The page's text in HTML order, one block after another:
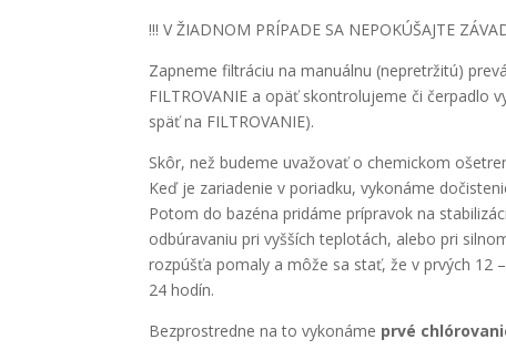
!!! V ŽIADNOM PRÍPADE SA NEPOKÚŠAJTE
Zapneme filtráciu na manuálnu (nepretržitú)
FILTROVANIE a opäť skontrolujeme či čerpadlo
späť na FILTROVANIE).
Skôr, než budeme uvažovať o chemickom
Keď je zariadenie v poriadku, vykonáme
Potom do bazéna pridáme prípravok na
odbúravaniu pri vyšších teplotách, alebo pri
rozpúšťa pomaly a môže sa stať, že v prvých 12
24 hodín.
Bezprostredne na to vykonáme prvé